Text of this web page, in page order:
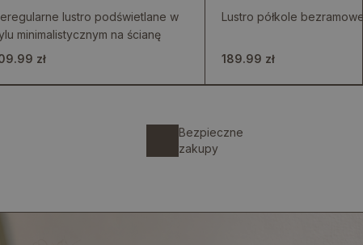
lustro podświetlane w
minimalistycznym na ścianę
zł
Lustro półkole
189.99 zł
Bezpieczne
zakupy